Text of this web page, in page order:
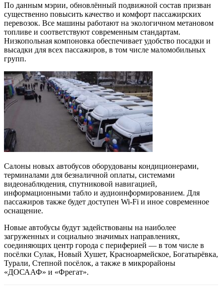
По данным мэрии, обновлённый подвижной состав призван
существенно повысить качество и комфорт пассажирских
перевозок. Все машины работают на экологичном метановом
топливе и соответствуют современным стандартам.
Низкопольная компоновка обеспечивает удобство посадки и
высадки для всех пассажиров, в том числе маломобильных
групп.
Салоны новых автобусов оборудованы кондиционерами,
терминалами для безналичной оплаты, системами
видеонаблюдения, спутниковой навигацией,
информационными табло и аудиоинформированием. Для
пассажиров также будет доступен Wi‑Fi и иное современное
оснащение.
Новые автобусы будут задействованы на наиболее
загруженных и социально значимых направлениях,
соединяющих центр города с периферией — в том числе в
посёлки Сулак, Новый Хушет, Красноармейское, Богатырёвка,
Турали, Степной посёлок, а также в микрорайоны
«ДОСААФ» и «Фрегат».